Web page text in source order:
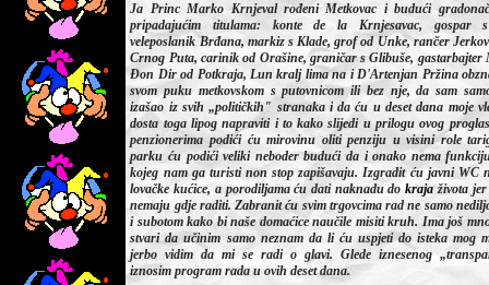
Ja Princ Marko Krnjeval rođeni Metkovac i budući
pripadajućim titulama: konte de la Krnjesavac, gospar
veleposlanik Brđana, markiz s Klade, grof od Unke, rančer
Crnog Puta, carinik od Orašine, graničar s Glibuše, gastarbajter
Đon Dir od Potkraja, Lun kralj lima na i D'Artenjan Pržina
svom puku metkovskom s putovnicom ili bez nje, da sam
izašao iz svih „političkih" stranaka i da ću u deset dana moje
dosta toga lipog napraviti i to kako slijedi u prilogu ovog
penzionerima podići ću mirovinu oliti penziju u visini role
parku ću podići veliki neboder budući da i onako nema
kojeg nam ga turisti non stop zapišavaju. Izgradit ću javni WC
lovačke kućice, a porodiljama ću dati naknadu dokrajaživota
nemaju gdje raditi. Zabranit ću svim trgovcima rad ne samo
i subotom kako bi naše domaćice naučile misiti kruh. Ima još
stvari da učinim samo neznam da li ću uspjeti do isteka mog
jerbo vidim da mi se radi o glavi. Glede iznesenog
iznosim program rada u ovih deset dana.